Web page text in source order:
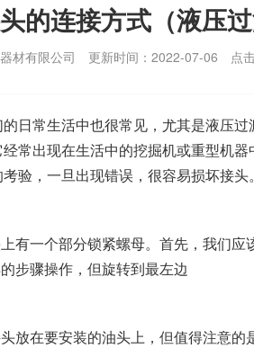
的连接方式（液压
材有限公司 更新时间：2022-07-06 点
日常生活中也很常见，尤其是液压
常出现在生活中的挖掘机或重型机
验，一旦出现错误，很容易损坏接头
上有一个部分锁紧螺母。首先，我们
步骤操作，但旋转到最左边
在要安装的油头上，但值得注意的